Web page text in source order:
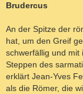
Brudercus
An der Spitze der
hat, um den Greif
schwerfällig und mit
Steppen des
erklärt Jean-Yves
als die Römer, die